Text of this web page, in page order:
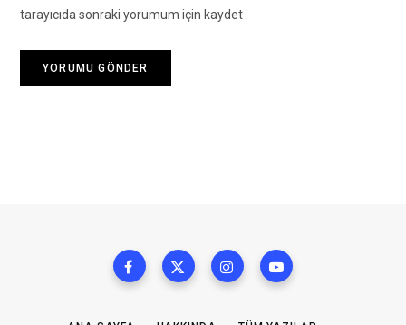
tarayıcıda sonraki yorumum için kaydet